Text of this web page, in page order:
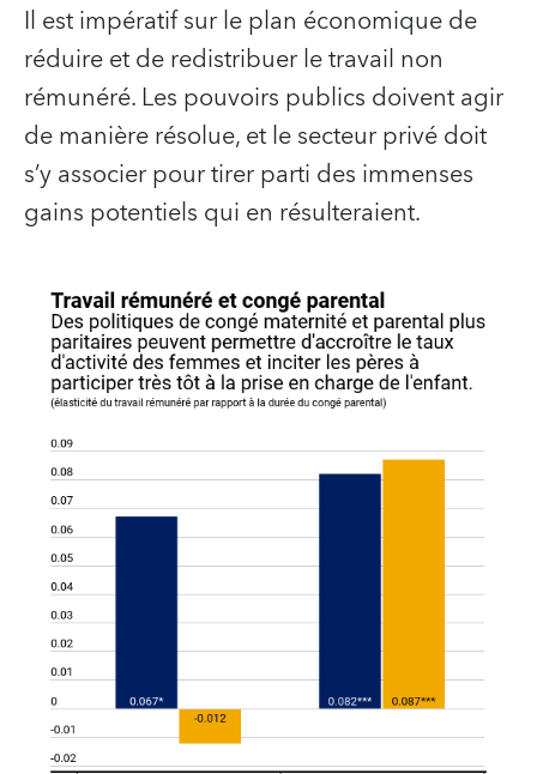
Il est impératif sur le plan économique de
réduire et de redistribuer le travail non
rémunéré. Les pouvoirs publics doivent agir
de manière résolue, et le secteur privé doit
s’y associer pour tirer parti des immenses
gains potentiels qui en résulteraient.